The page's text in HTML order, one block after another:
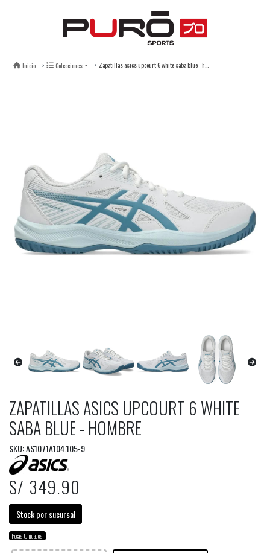
Inicio Colecciones Zapatillas asics upcourt 6 white saba blue - hombre
ZAPATILLAS ASICS UPCOURT 6 WHITE
SABA BLUE - HOMBRE
SKU: AS1071A104.105-9
S/ 349.90
Stock por sucursal
Pocas Unidades.